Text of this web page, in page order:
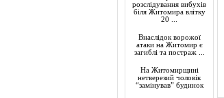
розслідування вибухів
біля Житомира влітку
20 ...
Внаслідок ворожої
атаки на Житомир є
загиблі та постраж ...
На Житомирщині
нетверезий чоловік
“замінував” будинок